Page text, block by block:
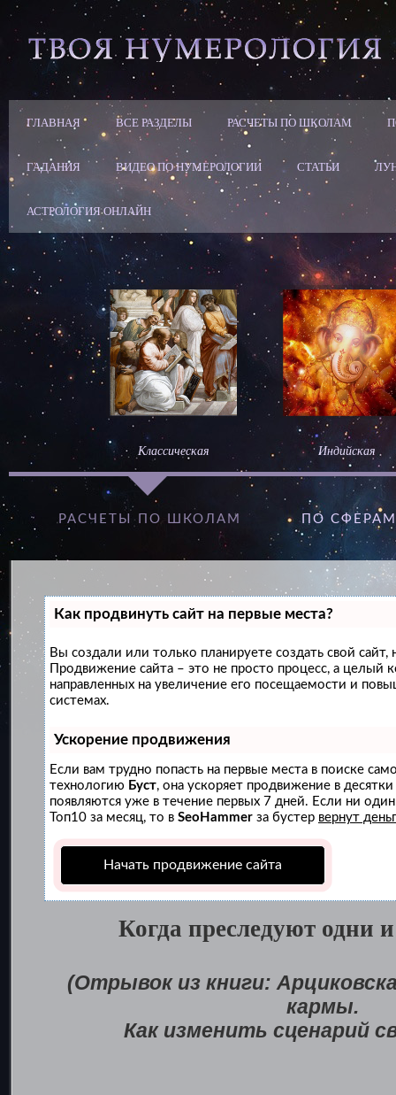
ГЛАВНАЯ ВСЕ РАЗДЕЛЫ РАСЧЕТЫ ПО ШКОЛАМ
ГАДАНИЯ ВИДЕО ПО НУМЕРОЛОГИИ СТАТЬИ
АСТРОЛОГИЯ ОНЛАЙН
Классическая Индийская
РАСЧЕТЫ ПО ШКОЛАМ ПО
Как продвинуть сайт на первые места?
Вы создали или только планируете создать свой сайт,
Продвижение сайта – это не просто процесс, а целый
направленных на увеличение его посещаемости и
системах.
Ускорение продвижения
Если вам трудно попасть на первые места в поиске
технологию Буст, она ускоряет продвижение в
появляются уже в течение первых 7 дней. Если ни один
Топ10 за месяц, то в SeoHammer за бустер вернут
Начать продвижение сайта
Когда преследуют одни
(Отрывок из книги:
кармы.
Как изменить сценарий